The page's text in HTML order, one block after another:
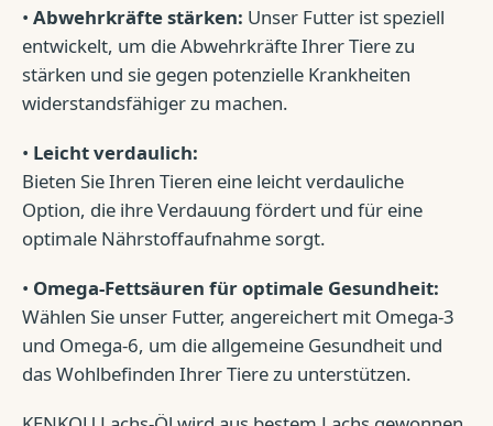
• Abwehrkräfte stärken: Unser Futter ist speziell
entwickelt, um die Abwehrkräfte Ihrer Tiere zu
stärken und sie gegen potenzielle Krankheiten
widerstandsfähiger zu machen.
• Leicht verdaulich:
Bieten Sie Ihren Tieren eine leicht verdauliche
Option, die ihre Verdauung fördert und für eine
optimale Nährstoffaufnahme sorgt.
• Omega-Fettsäuren für optimale Gesundheit:
Wählen Sie unser Futter, angereichert mit Omega-3
und Omega-6, um die allgemeine Gesundheit und
das Wohlbefinden Ihrer Tiere zu unterstützen.